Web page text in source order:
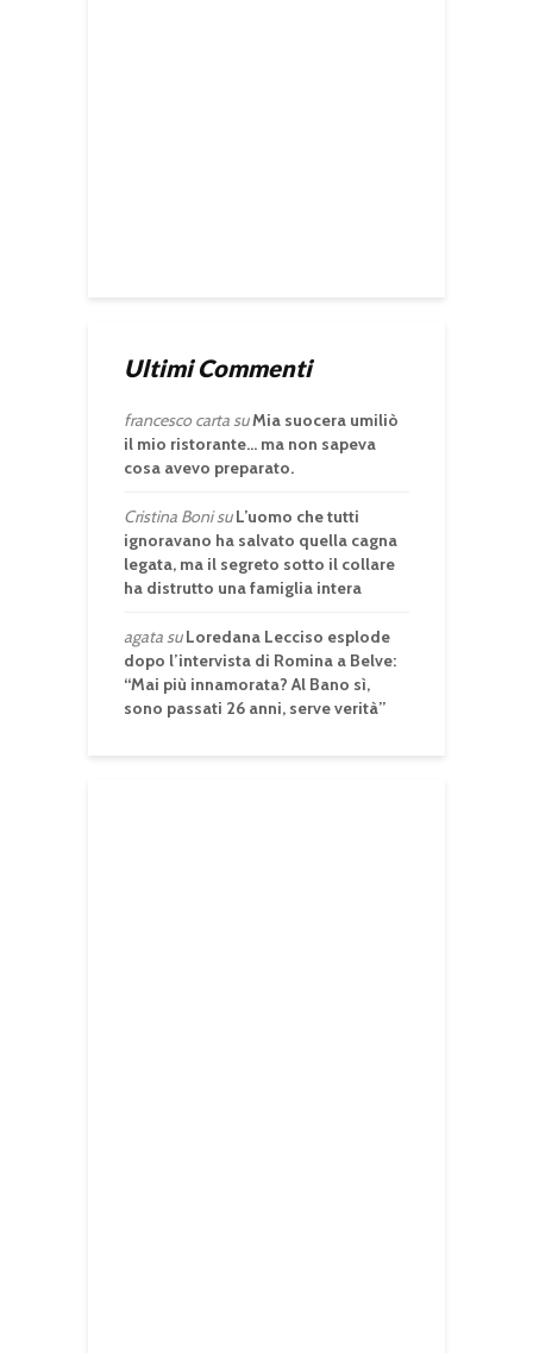
Ultimi Commenti
francesco cartasuMia suocera umiliò
il mio ristorante… ma non sapeva
cosa avevo preparato.
Cristina BonisuL’uomo che tutti
ignoravano ha salvato quella cagna
legata, ma il segreto sotto il collare
ha distrutto una famiglia intera
agatasuLoredana Lecciso esplode
dopo l’intervista di Romina a Belve:
“Mai più innamorata? Al Bano sì,
sono passati 26 anni, serve verità”